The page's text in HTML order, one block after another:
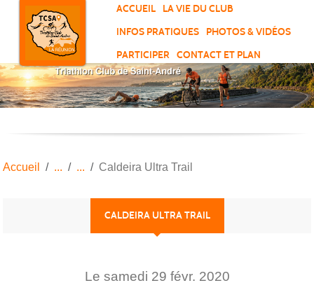
ACCUEIL
LA VIE DU CLUB
INFOS PRATIQUES
PHOTOS & VIDÉOS
PARTICIPER
CONTACT ET PLAN
Accueil Caldeira Ultra Trail
CALDEIRA ULTRA TRAIL
Le samedi 29 févr. 2020
Panneau de gestion des cookies